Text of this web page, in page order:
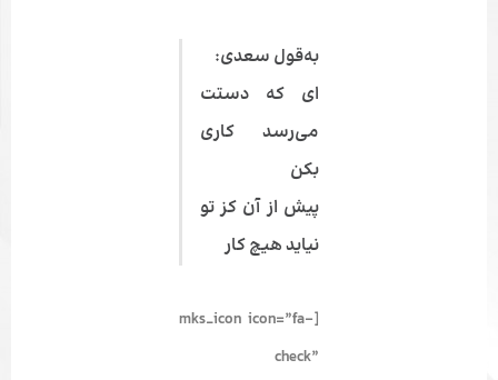
به‌قول سعدی:
ای که دستت
می‌رسد کاری
بکن
پیش از آن کز تو
نیاید هیچ کار
[mks_icon icon=”fa-
check”